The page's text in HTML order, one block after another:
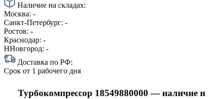
Наличие на складах:
Москва: -
Санкт-Петербург: -
Ростов: -
Краснодар: -
ННовгород: -
Доставка по РФ:
Срок от 1 рабочего дня
Турбокомпрессор 18549880000 — наличие и